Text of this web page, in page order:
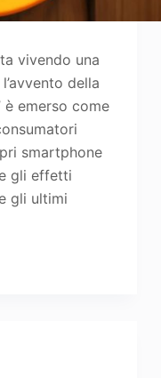
vivendo una
della
emerso come
smartphone
gli effetti
gli ultimi